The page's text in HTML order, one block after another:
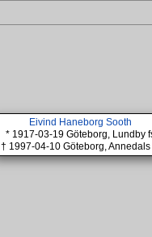
Eivind Haneborg Sooth
* 1917-03-19 Göteborg, Lundby
† 1997-04-10 Göteborg, Annedals